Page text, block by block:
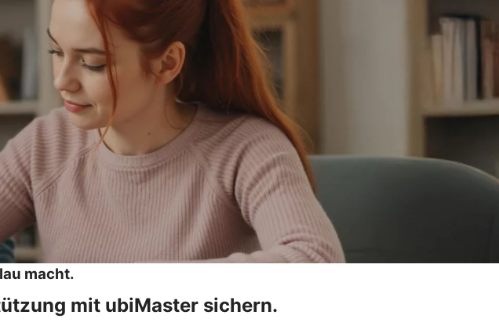
macht.
mit ubiMaster sichern.